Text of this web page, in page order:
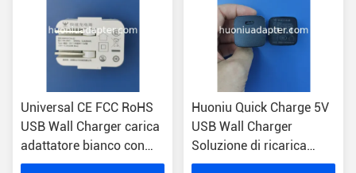
Universal CE FCC RoHS
USB Wall Charger carica
adattatore bianco con
protezione da corto
Huoniu Quick Charge 5V
USB Wall Charger
Soluzione di ricarica
leggera